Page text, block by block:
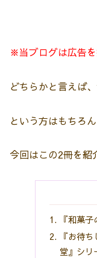
※当ブログは広告
どちらかと言えば
という方はもちろ
今回はこの2冊を紹
『和菓
『お待
堂』シ